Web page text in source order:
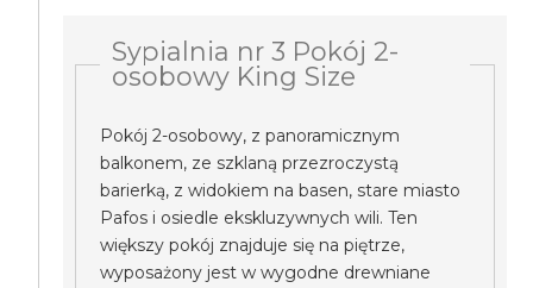
Sypialnia nr 3 Pokój 2-
osobowy King Size
Pokój 2-osobowy, z panoramicznym
balkonem, ze szklaną przezroczystą
barierką, z widokiem na basen, stare miasto
Pafos i osiedle ekskluzywnych wili. Ten
większy pokój znajduje się na piętrze,
wyposażony jest w wygodne drewniane